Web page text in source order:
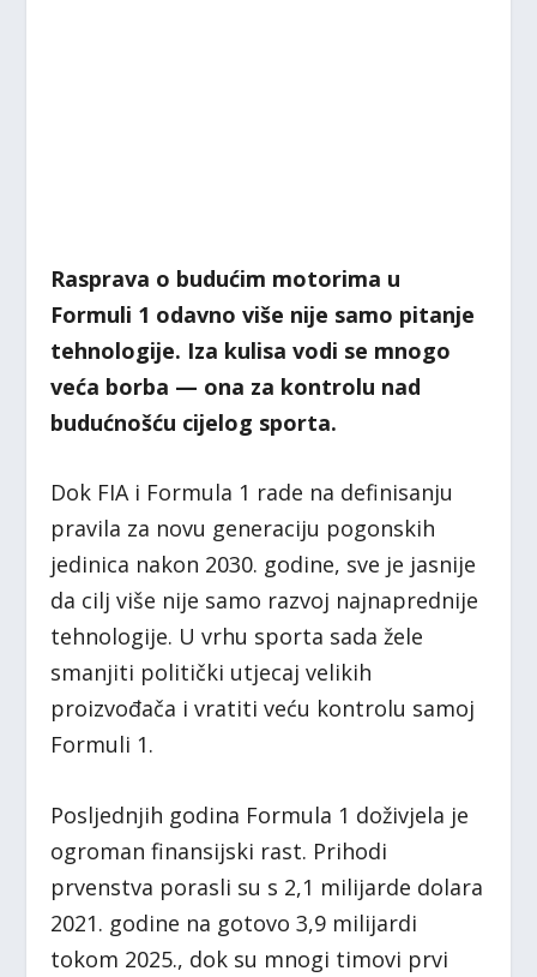
Rasprava o budućim motorima u
Formuli 1 odavno više nije samo pitanje
tehnologije. Iza kulisa vodi se mnogo
veća borba — ona za kontrolu nad
budućnošću cijelog sporta.
Dok FIA i Formula 1 rade na definisanju
pravila za novu generaciju pogonskih
jedinica nakon 2030. godine, sve je jasnije
da cilj više nije samo razvoj najnaprednije
tehnologije. U vrhu sporta sada žele
smanjiti politički utjecaj velikih
proizvođača i vratiti veću kontrolu samoj
Formuli 1.
Posljednjih godina Formula 1 doživjela je
ogroman finansijski rast. Prihodi
prvenstva porasli su s 2,1 milijarde dolara
2021. godine na gotovo 3,9 milijardi
tokom 2025., dok su mnogi timovi prvi